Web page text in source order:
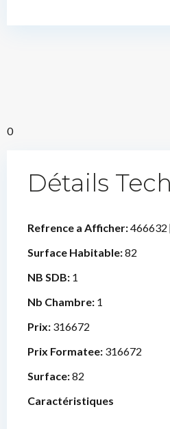
0
Détails
Refrence a Afficher:466632
Surface Habitable:82
NB SDB: 1
Nb Chambre: 1
Prix: 316672
Prix Formatee: 316672
Surface:82
Caractéristiques